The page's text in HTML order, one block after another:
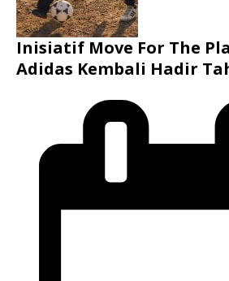
Inisiatif Move For The
Adidas Kembali Hadir